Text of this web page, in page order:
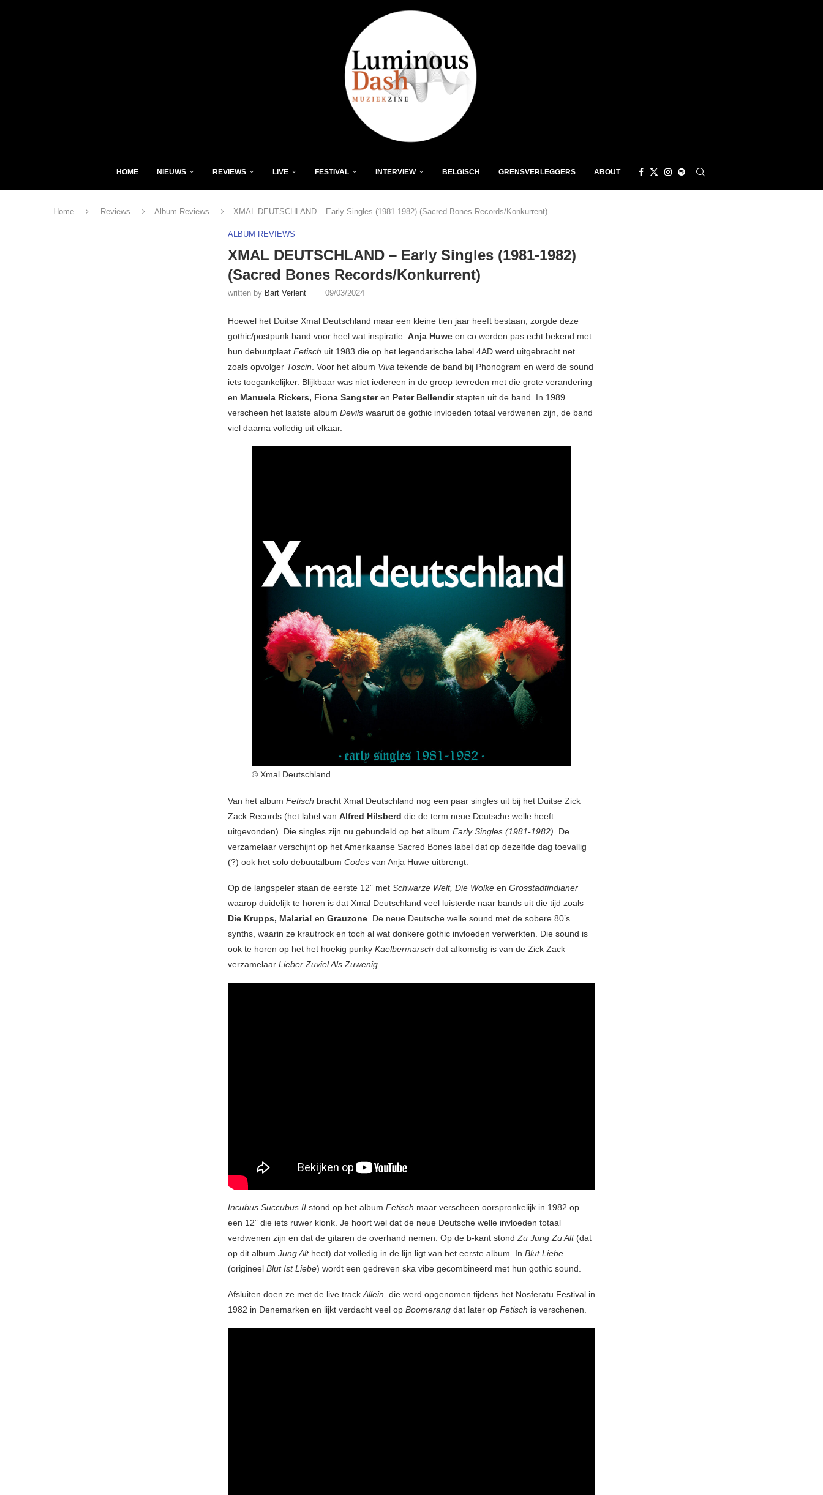
HOME NIEUWS REVIEWS LIVE FESTIVAL INTERVIEW BELGISCH GRENSVERLEGGERS ABOUT
Home Reviews Album Reviews XMAL DEUTSCHLAND – Early Singles (1981-1982) (Sacred Bones Records/Konkurrent)
ALBUM REVIEWS
XMAL DEUTSCHLAND – Early Singles (1981-1982)
(Sacred Bones Records/Konkurrent)
written by Bart Verlent 09/03/2024
Hoewel het Duitse Xmal Deutschland maar een kleine tien jaar heeft bestaan, zorgde deze
gothic/postpunk band voor heel wat inspiratie. Anja Huwe en co werden pas echt bekend met
hun debuutplaat Fetisch uit 1983 die op het legendarische label 4AD werd uitgebracht net
zoals opvolger Toscin. Voor het album Viva tekende de band bij Phonogram en werd de sound
iets toegankelijker. Blijkbaar was niet iedereen in de groep tevreden met die grote verandering
en Manuela Rickers, Fiona Sangsteren Peter Bellendirstapten uit de band. In 1989
verscheen het laatste album Devils waaruit de gothic invloeden totaal verdwenen zijn, de band
viel daarna volledig uit elkaar.
© Xmal Deutschland
Van het album Fetisch bracht Xmal Deutschland nog een paar singles uit bij het Duitse Zick
Zack Records (het label van Alfred Hilsberd die de term neue Deutsche welle heeft
uitgevonden). Die singles zijn nu gebundeld op het album Early Singles (1981-1982). De
verzamelaar verschijnt op het Amerikaanse Sacred Bones label dat op dezelfde dag toevallig
(?) ook het solo debuutalbum Codes van Anja Huwe uitbrengt.
Op de langspeler staan de eerste 12” met Schwarze Welt, Die Wolke en Grosstadtindianer
waarop duidelijk te horen is dat Xmal Deutschland veel luisterde naar bands uit die tijd zoals
Die Krupps, Malaria! en Grauzone. De neue Deutsche welle sound met de sobere 80’s
synths, waarin ze krautrock en toch al wat donkere gothic invloeden verwerkten. Die sound is
ook te horen op het het hoekig punky Kaelbermarsch dat afkomstig is van de Zick Zack
verzamelaar Lieber Zuviel Als Zuwenig.
Incubus Succubus II stond op het album Fetisch maar verscheen oorspronkelijk in 1982 op
een 12” die iets ruwer klonk. Je hoort wel dat de neue Deutsche welle invloeden totaal
verdwenen zijn en dat de gitaren de overhand nemen. Op de b-kant stond Zu Jung Zu Alt (dat
op dit album Jung Altheet) dat volledig in de lijn ligt van het eerste album. In Blut Liebe
(origineel Blut Ist Liebe) wordt een gedreven ska vibe gecombineerd met hun gothic sound.
Afsluiten doen ze met de live track Allein, die werd opgenomen tijdens het Nosferatu Festival in
1982 in Denemarken en lijkt verdacht veel op Boomerang dat later op Fetisch is verschenen.